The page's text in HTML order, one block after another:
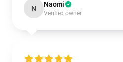
N Naomi
Verified owner